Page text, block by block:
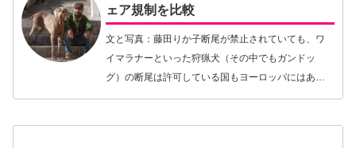
ェア規制を比較
文と写真：藤田りか子断尾が禁止されていても、ワ
イマラナーといった狩猟犬（その中でもガンドッ
グ）の断尾は許可している国もヨーロッパにはあ
る。スウェーデンに長年犬と住んでいる、というこ